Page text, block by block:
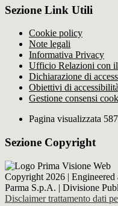
Sezione Link Utili
Cookie policy
Note legali
Informativa Privacy
Ufficio Relazioni con
Dichiarazione di
Obiettivi di accessibilità
Gestione consensi
Pagina visualizzata
Sezione Copyright
Copyright 2026 |
Parma S.p.A. | Divisione
Disclaimer trattamento dati